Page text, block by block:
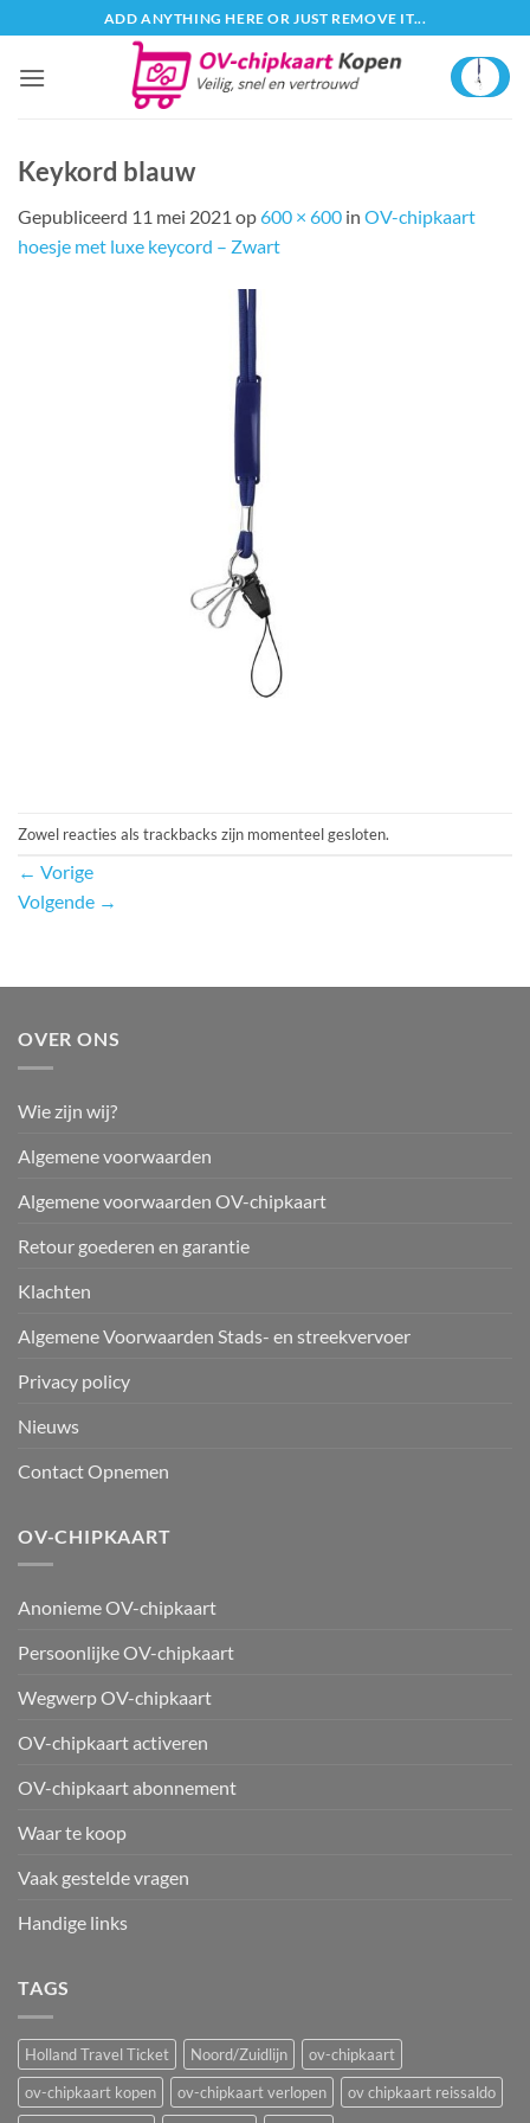
naar
inhoud
ADD ANYTHING HERE OR JUST REMOVE IT...
Keykord blauw
Gepubliceerd 11 mei 2021 op600 × 600 in OV-chipkaart
hoesje met luxe keycord – Zwart
Zowel reacties als trackbacks zijn momenteel gesloten.
← Vorige
Volgende →
OVER ONS
Wie zijn wij?
Algemene voorwaarden
Algemene voorwaarden OV-chipkaart
Retour goederen en garantie
Klachten
Algemene Voorwaarden Stads- en streekvervoer
Privacy policy
Nieuws
Contact Opnemen
OV-CHIPKAART
Anonieme OV-chipkaart
Persoonlijke OV-chipkaart
Wegwerp OV-chipkaart
OV-chipkaart activeren
OV-chipkaart abonnement
Waar te koop
Vaak gestelde vragen
Handige links
TAGS
Holland Travel Ticket Noord/Zuidlijn
ov-chipkaart
ov-chipkaart kopen
ov-chipkaart verlopen
ov chipkaart reissaldo